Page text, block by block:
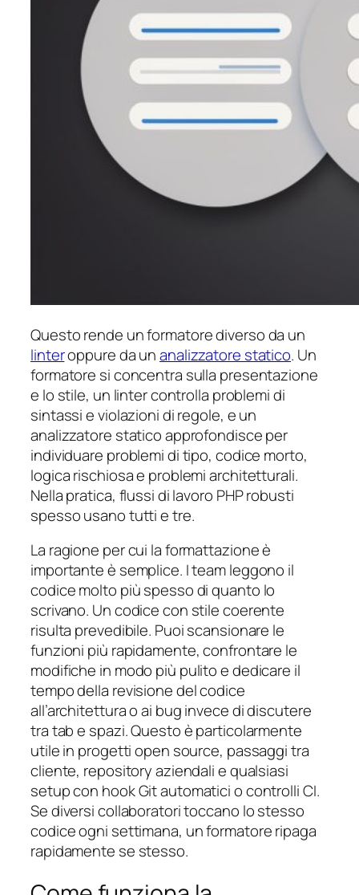
Questo rende un formatore diverso da un
linteroppure da unanalizzatore statico. Un
formatore si concentra sulla presentazione
e lo stile, un linter controlla problemi di
sintassi e violazioni di regole, e un
analizzatore statico approfondisce per
individuare problemi di tipo, codice morto,
logica rischiosa e problemi architetturali.
Nella pratica, flussi di lavoro PHP robusti
spesso usano tutti e tre.
La ragione per cui la formattazione è
importante è semplice. I team leggono il
codice molto più spesso di quanto lo
scrivano. Un codice con stile coerente
risulta prevedibile. Puoi scansionare le
funzioni più rapidamente, confrontare le
modifiche in modo più pulito e dedicare il
tempo della revisione del codice
all’architettura o ai bug invece di discutere
tra tab e spazi. Questo è particolarmente
utile in progetti open source, passaggi tra
cliente, repository aziendali e qualsiasi
setup con hook Git automatici o controlli CI.
Se diversi collaboratori toccano lo stesso
codice ogni settimana, un formatore ripaga
rapidamente se stesso.